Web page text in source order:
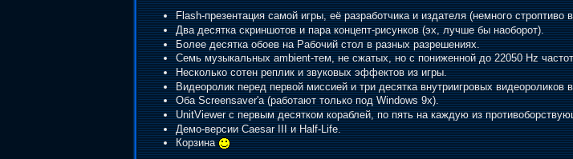
Flash-презентация самой игры, её разработчика и издателя (немного
Два десятка скриншотов и пара концепт-рисунков (эх, лучше бы наоборот).
Более десятка обоев на Рабочий стол в разных разрешениях.
Семь музыкальных ambient-тем, не сжатых, но с пониженной до 22050 Hz
Несколько сотен реплик и звуковых эффектов из игры.
Видеоролик перед первой миссией и три десятка внутриигровых
Оба Screensaver'a (работают только под Windows 9x).
UnitViewer с первым десятком кораблей, по пять на каждую из
Демо-версии Caesar III и Half-Life.
Корзина